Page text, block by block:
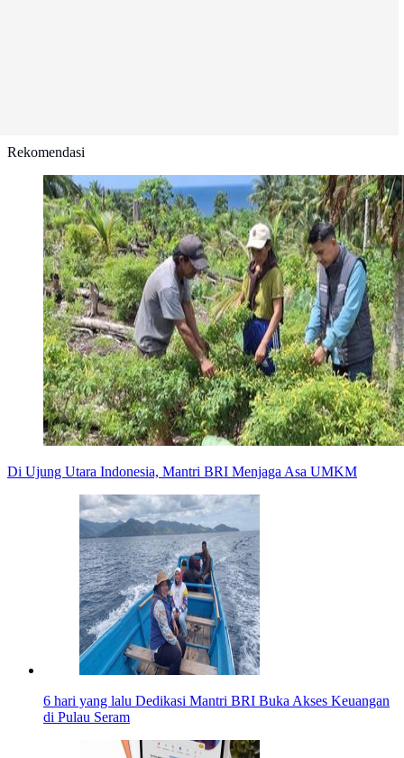
Rekomendasi
Di Ujung Utara Indonesia, Mantri BRI Menjaga Asa UMKM
6 hari yang lalu Dedikasi Mantri BRI Buka Akses Keuangan
di Pulau Seram